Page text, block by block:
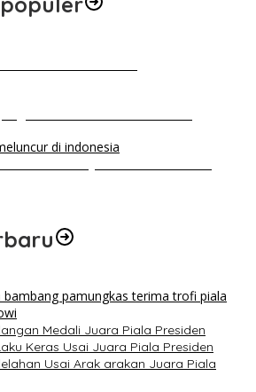
Medali Juara Piala Presiden
Keras Usai Juara Piala Presiden
Usai Arak arakan Juara Piala